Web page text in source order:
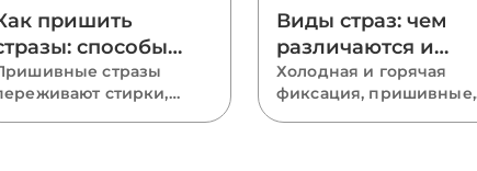
пришить
способы
нитки и
работы
стразы
стирки,
Виды страз: чем
различаются и
какие выбрать —
полный гид
Холодная и горячая
фиксация, пришивные,